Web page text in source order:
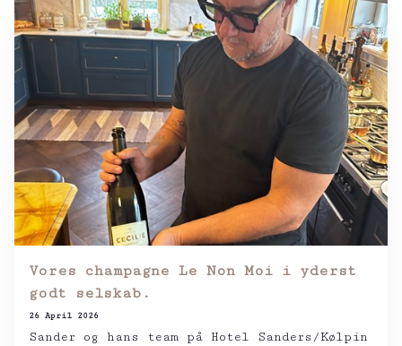
Vores champagne Le Non Moi i yderst
godt selskab.
26 April 2026
Sander og hans team på Hotel Sanders/Kølpin